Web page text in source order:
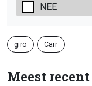
NEE
giro Carr
Meest recent